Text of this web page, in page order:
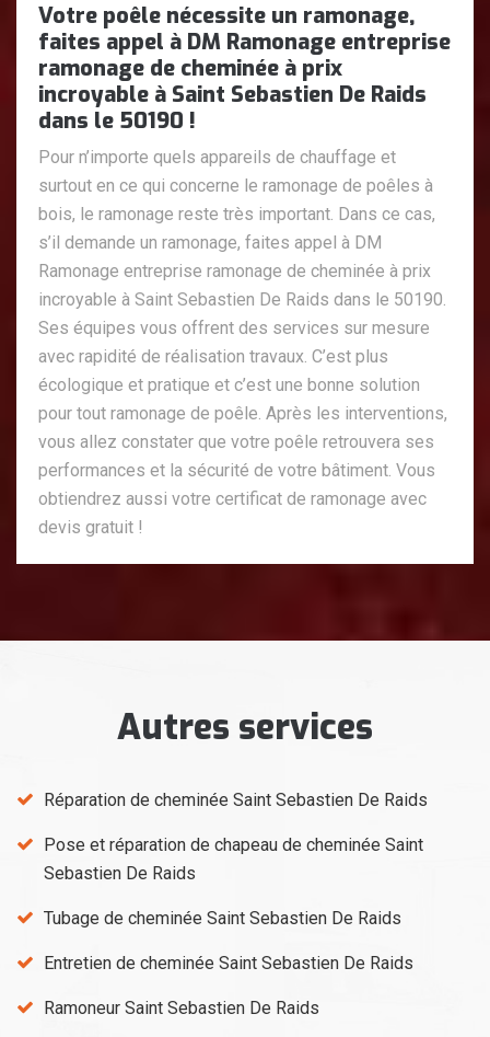
Votre poêle nécessite un ramonage,
faites appel à DM Ramonage entreprise
ramonage de cheminée à prix
incroyable à Saint Sebastien De Raids
dans le 50190 !
Pour n’importe quels appareils de chauffage et
surtout en ce qui concerne le ramonage de poêles à
bois, le ramonage reste très important. Dans ce cas,
s’il demande un ramonage, faites appel à DM
Ramonage entreprise ramonage de cheminée à prix
incroyable à Saint Sebastien De Raids dans le 50190.
Ses équipes vous offrent des services sur mesure
avec rapidité de réalisation travaux. C’est plus
écologique et pratique et c’est une bonne solution
pour tout ramonage de poêle. Après les interventions,
vous allez constater que votre poêle retrouvera ses
performances et la sécurité de votre bâtiment. Vous
obtiendrez aussi votre certificat de ramonage avec
devis gratuit !
Autres services
Réparation de cheminée Saint Sebastien De Raids
Pose et réparation de chapeau de cheminée Saint
Sebastien De Raids
Tubage de cheminée Saint Sebastien De Raids
Entretien de cheminée Saint Sebastien De Raids
Ramoneur Saint Sebastien De Raids